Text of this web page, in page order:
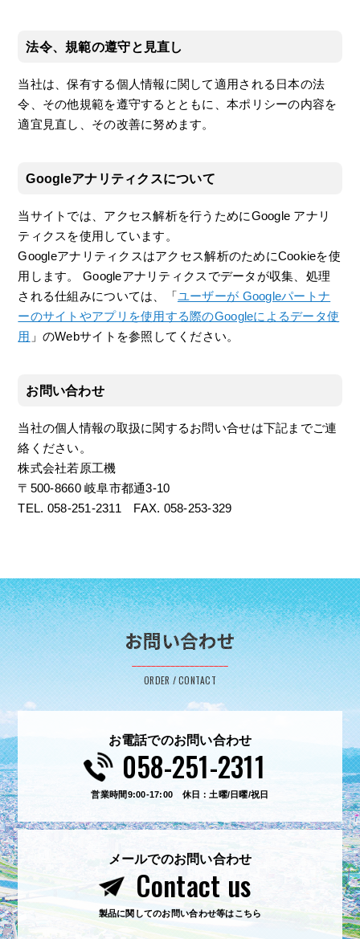
法令、規範の遵守と見直し
当社は、保有する個人情報に関して適用される日本の法
令、その他規範を遵守するとともに、本ポリシーの内容を
適宜見直し、その改善に努めます。
Googleアナリティクスについて
当サイトでは、アクセス解析を行うためにGoogle アナリ
ティクスを使用しています。
Googleアナリティクスはアクセス解析のためにCookieを使
用します。 Googleアナリティクスでデータが収集、処理
される仕組みについては、「ユーザーが Googleパートナ
ーのサイトやアプリを使用する際のGoogleによるデータ使
用 」のWebサイトを参照してください。
お問い合わせ
当社の個人情報の取扱に関するお問い合せは下記までご連
絡ください。
株式会社若原工機
〒500-8660 岐阜市都通3-10
TEL. 058-251-2311 FAX. 058-253-329
お問い合わせ
ORDER / CONTACT
お電話でのお問い合わせ
058-251-2311
営業時間9:00-17:00 休日：土曜/日曜/祝日
メールでのお問い合わせ
Contact us
製品に関してのお問い合わせ等はこちら